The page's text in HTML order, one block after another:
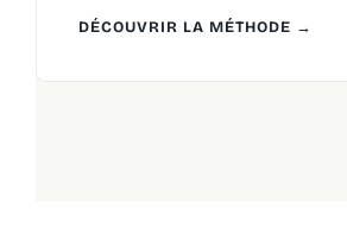
DÉCOUVRIR LA MÉTHODE →